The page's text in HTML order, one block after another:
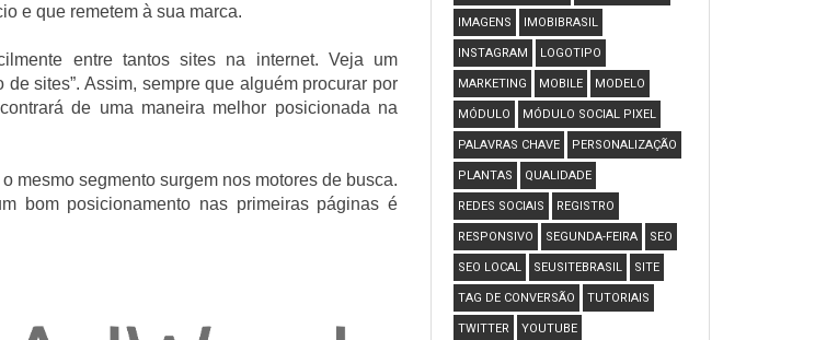
e que remetem à sua marca.
entre tantos sites na internet. Veja um
de sites”. Assim, sempre que alguém procurar por
de uma maneira melhor posicionada na
mesmo segmento surgem nos motores de busca.
bom posicionamento nas primeiras páginas é
IMAGENS IMOBIBRASIL
INSTAGRAM LOGOTIPO
MARKETING MOBILE MODELO
MÓDULO MÓDULO SOCIAL PIXEL
PALAVRAS CHAVE PERSONALIZAÇÃO
PLANTAS QUALIDADE
REDES SOCIAIS REGISTRO
RESPONSIVO SEGUNDA-FEIRA SEO
SEO LOCAL SEUSITEBRASIL SITE
TAG DE CONVERSÃO TUTORIAIS
TWITTER YOUTUBE